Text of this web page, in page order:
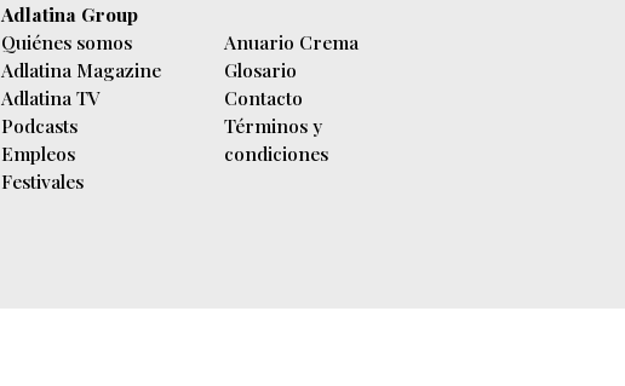
Adlatina Group
Quiénes somos
Adlatina Magazine
Adlatina TV
Podcasts
Empleos
Festivales
Anuario Crema
Glosario
Contacto
Términos y
condiciones